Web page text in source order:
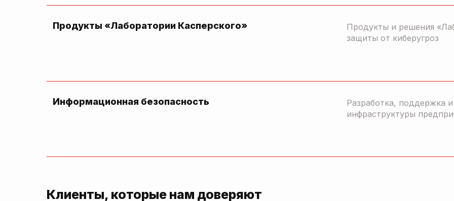
Продукты «Лаборатории Касперского»
Продукты и решения
защиты от киберугроз
Информационная безопасность
Разработка, поддержка
инфраструктуры
Клиенты, которые нам доверяют